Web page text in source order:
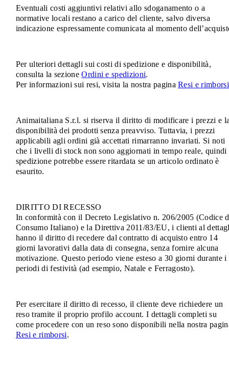
Eventuali costi aggiuntivi relativi allo sdoganamento o a
normative locali restano a carico del cliente, salvo diversa
indicazione espressamente comunicata al momento
Per ulteriori dettagli sui costi di spedizione e disponibilità,
consulta la sezioneOrdini e spedizioni.
Per informazioni sui resi, visita la nostra paginaResi e rimborsi
Animaitaliana S.r.l. si riserva il diritto di modificare i prezzi e
disponibilità dei prodotti senza preavviso. Tuttavia, i prezzi
applicabili agli ordini già accettati rimarranno invariati. Si noti
che i livelli di stock non sono aggiornati in tempo reale, quindi
spedizione potrebbe essere ritardata se un articolo ordinato è
esaurito.
DIRITTO DI RECESSO
In conformità con il Decreto Legislativo n. 206/2005 (Codice
Consumo Italiano) e la Direttiva 2011/83/EU, i clienti al
hanno il diritto di recedere dal contratto di acquisto entro 14
giorni lavorativi dalla data di consegna, senza fornire alcuna
motivazione. Questo periodo viene esteso a 30 giorni durante i
periodi di festività (ad esempio, Natale e Ferragosto).
Per esercitare il diritto di recesso, il cliente deve richiedere un
reso tramite il proprio profilo account. I dettagli completi su
come procedere con un reso sono disponibili nella nostra
Resi e rimborsi.